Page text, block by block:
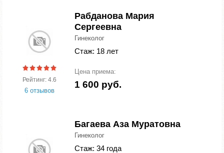
Рейтинг: 4.6
6 отзывов
Рабданова Мария
Сергеевна
Гинеколог
Стаж: 18 лет
Цена приема:
1 600 руб.
Багаева Аза Муратовна
Гинеколог
Стаж: 34 года